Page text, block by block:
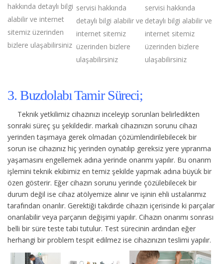
hakkında detaylı bilgi
alabilir ve internet
sitemiz üzerinden
bizlere ulaşabilirsiniz
servisi hakkında
detaylı bilgi alabilir ve
internet sitemiz
üzerinden bizlere
ulaşabilirsiniz
servisi hakkında
detaylı bilgi alabilir ve
internet sitemiz
üzerinden bizlere
ulaşabilirsiniz
3. Buzdolabı Tamir Süreci;
Teknik yetkilimiz cihazınızı inceleyip sorunları belirledikten
sonraki süreç şu şekildedir. markalı cihazınızın sorunu cihazı
yerinden taşımaya gerek olmadan çözümlendirilebilecek bir
sorun ise cihazınız hiç yerinden oynatılıp gereksiz yere yıpranma
yaşamasını engellemek adına yerinde onarımı yapılır. Bu onarım
işlemini teknik ekibimiz en temiz şekilde yapmak adına büyük bir
özen gösterir. Eğer cihazın sorunu yerinde çözülebilecek bir
durum değil ise cihaz atölyemize alınır ve işinin ehli ustalarımız
tarafından onarılır. Gerektiği takdirde cihazın içerisinde ki parçalar
onarılabilir veya parçanın değişimi yapılır. Cihazın onarımı sonrası
belli bir süre teste tabi tutulur. Test sürecinin ardından eğer
herhangi bir problem tespit edilmez ise cihazınızın teslimi yapılır.